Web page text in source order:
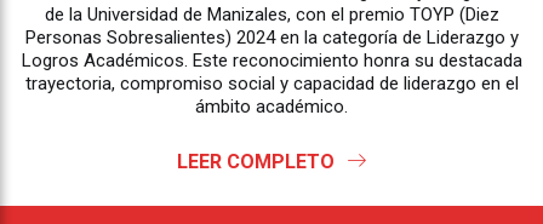
de la Universidad de Manizales, con el premio TOYP (Diez
Personas Sobresalientes) 2024 en la categoría de Liderazgo y
Logros Académicos. Este reconocimiento honra su destacada
trayectoria, compromiso social y capacidad de liderazgo en el
ámbito académico.
LEER COMPLETO